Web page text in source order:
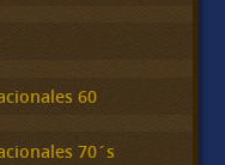
60
70´s